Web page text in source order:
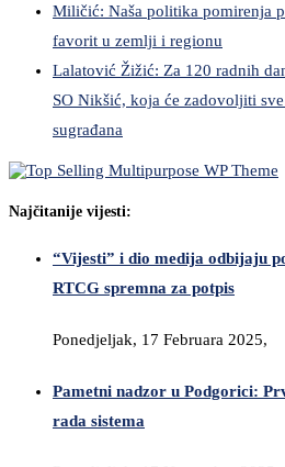
Miličić: Naša politika pomirenja
favorit u zemlji i regionu
Lalatović Žižić: Za 120 radnih
SO Nikšić, koja će zadovoljiti
sugrađana
Najčitanije vijesti:
“Vijesti” i dio medija odbijaju
RTCG spremna za potpis
Ponedjeljak, 17 Februara 2025,
Pametni nadzor u Podgorici:
rada sistema